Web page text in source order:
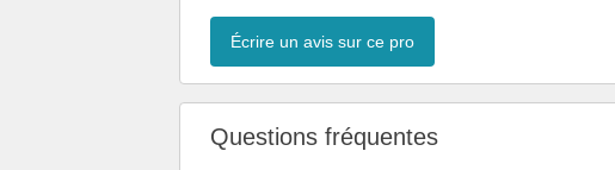
Écrire un avis sur ce pro
Questions fréquentes